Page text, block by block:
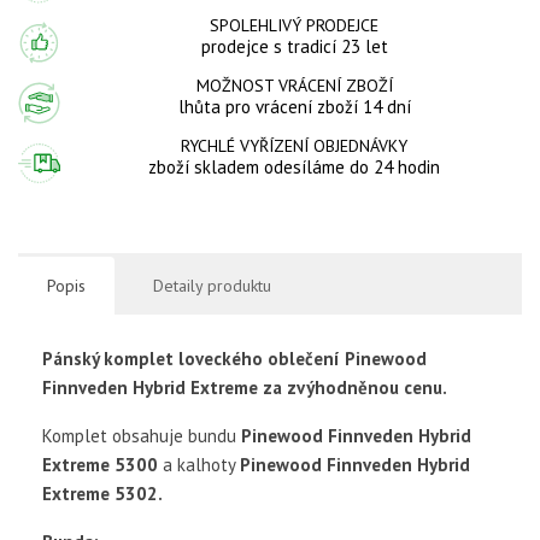
SPOLEHLIVÝ PRODEJCE
prodejce s tradicí 23 let
MOŽNOST VRÁCENÍ ZBOŽÍ
lhůta pro vrácení zboží 14 dní
RYCHLÉ VYŘÍZENÍ OBJEDNÁVKY
zboží skladem odesíláme do 24 hodin
Popis Detaily produktu
Pánský komplet loveckého oblečení Pinewood
Finnveden Hybrid Extreme za zvýhodněnou cenu.
Komplet obsahuje bundu Pinewood Finnveden Hybrid
Extreme 5300 a kalhoty Pinewood Finnveden Hybrid
Extreme 5302.